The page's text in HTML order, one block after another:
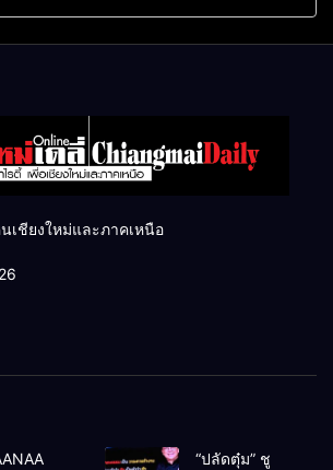
เชียงใหม่และภาคเหนือ
“ปลัดตุ๋ม” ชู